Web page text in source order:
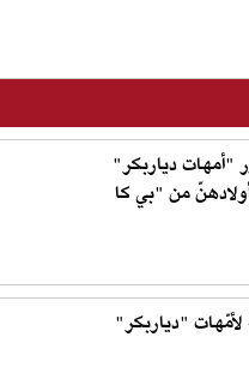
"أمهات دياربكر"
من "بي كا
"دياربكر"